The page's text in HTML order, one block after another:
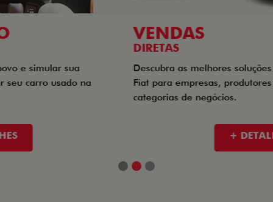
Descubra as melhores soluções e descontos em um novo
Fiat para empresas, produtores rurais, taxistas e outras